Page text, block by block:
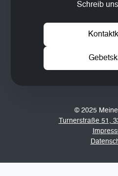
Schreib
© 2025
Turnerstraße 51,